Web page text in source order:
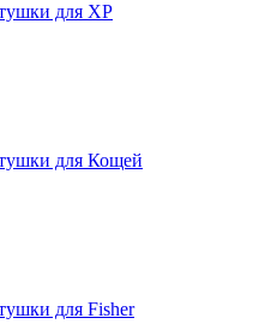
для ХР
для Кощей
для Fisher